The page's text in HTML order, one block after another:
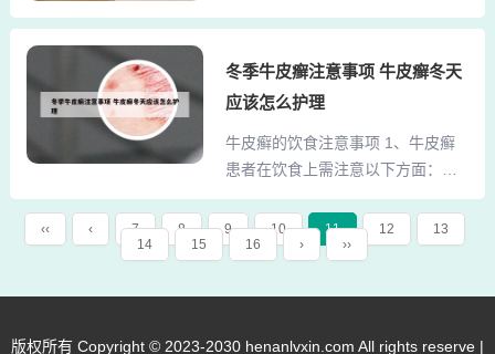
关节症状。皮肤损害通常为边...
钙、铁、锌等矿物质或维生素（如
维生素B族），可能导致甲板结构异
孕妇缺钙时，指甲白点更为常见。
此类白点通常分布较散，随指甲生
长逐渐外移。3、...
知保险公司并依据其规定确定。牛
屑以及可能伴随的瘙痒和关节疼痛
等症状。牛皮癣与重疾保险的购买
虽然牛皮癣患者在购买重疾保险时
一般不会受到严格限制，但仍需提
皮癣仅出现在皮肤，未累及关节、
脊柱，则可以购买重疾险，且不受
柱活动受限、关节炎、腰骶部疼痛
免或拒保。体癣疾病、...
冬季牛皮癣注意事项 牛皮癣冬天
应该怎么护理
牛皮癣的饮食注意事项 1、牛皮癣
患者在饮食上需注意以下方面：增
加高钙食物摄入牛皮癣患者血钙水
平常偏低，需通过饮食补充钙质。
建议多摄入奶制品（如牛奶、酸
绿叶蔬菜（如菠菜、油菜），这些
‹‹ ‹ 7 8 9 10 11 12
13
14
15 16 › ››
版权所有 Copyright © 2023-2030 henanlvxin.com All rights reserve |